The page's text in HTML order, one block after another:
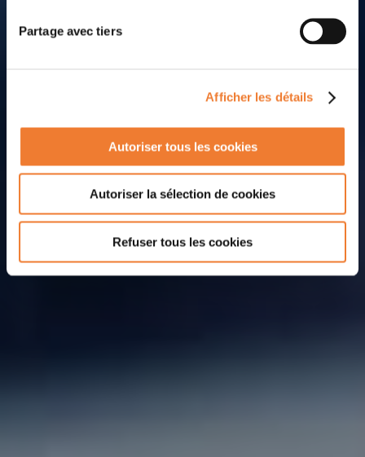
Partage avec tiers
Afficher les détails
Autoriser tous les cookies
Autoriser la sélection de cookies
Refuser tous les cookies